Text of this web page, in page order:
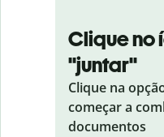
Clique no
"juntar"
Clique na
começar a
documentos